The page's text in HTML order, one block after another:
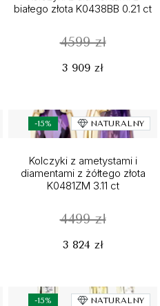
białego złota K0438BB 0.21 ct
4599 zł
3 909 zł
-15% NATURALNY
Kolczyki z ametystami i
diamentami z żółtego złota
K0481ZM 3.11 ct
4499 zł
3 824 zł
-15% NATURALNY